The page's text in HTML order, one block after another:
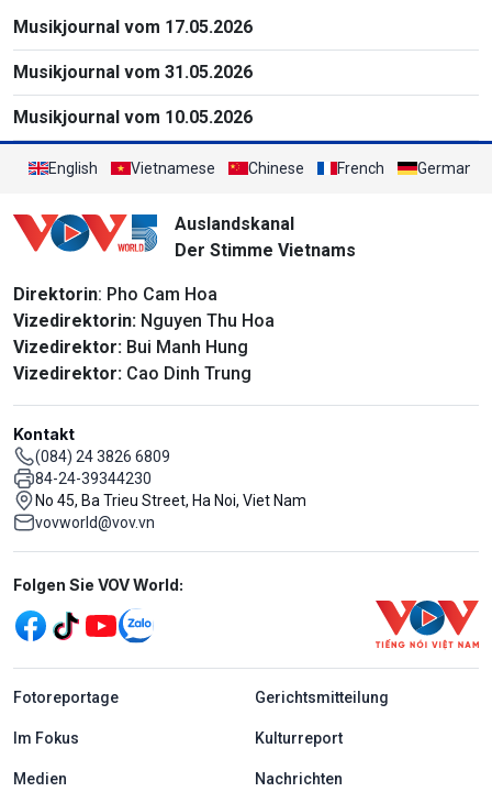
Musikjournal vom 17.05.2026
Musikjournal vom 31.05.2026
Musikjournal vom 10.05.2026
English Vietnamese Chinese French German
Auslandskanal
Der Stimme Vietnams
Direktorin: Pho Cam Hoa
Vizedirektorin: Nguyen Thu Hoa
Vizedirektor: Bui Manh Hung
Vizedirektor: Cao Dinh Trung
Kontakt
(084) 24 3826 6809
84-24-39344230
No 45, Ba Trieu Street, Ha Noi, Viet Nam
vovworld@vov.vn
Mạng xã hội
Folgen Sie VOV World:
menu footer tiếng Đức
Fotoreportage Gerichtsmitteilung
Im Fokus Kulturreport
Medien Nachrichten